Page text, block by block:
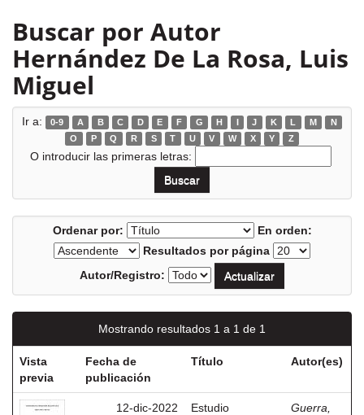
Buscar por Autor
Hernández De La Rosa, Luis
Miguel
Ir a: 0-9 A B C D E F G H I J K L M
N
O
P Q R S T U V W X Y Z
O introducir las primeras letras:
Ordenar por:
En orden:
Resultados por página
Autor/Registro:
Mostrando resultados 1 a 1 de 1
Vista
previa
Fecha de
publicación
Título Autor(es)
12-dic-2022
Estudio
Guerra,